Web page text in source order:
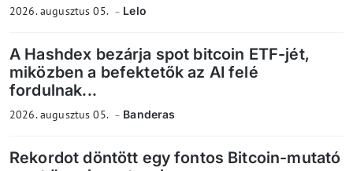
2026. augusztus 05. Lelo
A Hashdex bezárja spot bitcoin ETF-jét,
miközben a befektetők az AI felé
fordulnak...
2026. augusztus 05. Banderas
Rekordot döntött egy fontos Bitcoin-mutató